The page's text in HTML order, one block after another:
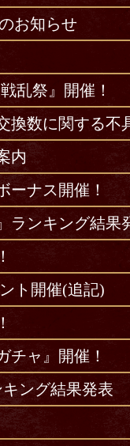
お知らせ
乱祭』開催！
換数に関する不
内
ーナス開催！
ランキング結果
ト開催(追記)
チャ』開催！
キング結果発表